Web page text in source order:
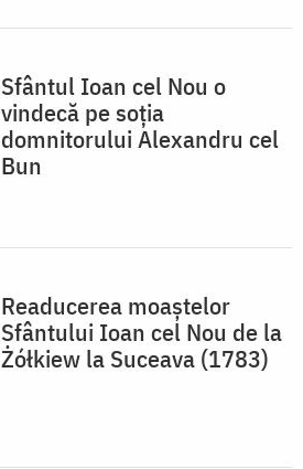
Sfântul Ioan cel Nou o
vindecă pe soția
domnitorului Alexandru cel
Bun
Readucerea moaștelor
Sfântului Ioan cel Nou de la
Żółkiew la Suceava (1783)